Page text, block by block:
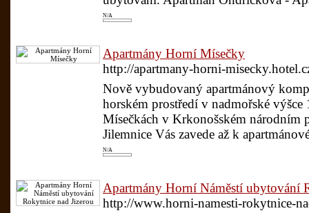
N/A
Apartmány Horní Mísečky
http://apartmany-horni-
Nově vybudovaný apartmánový
horském prostředí v nadmořské
Mísečkách v Krkonošském národním
Jilemnice Vás zavede až k
N/A
Apartmány Horní Náměstí ubytování
http://www.horni-namesti-rokytnice-